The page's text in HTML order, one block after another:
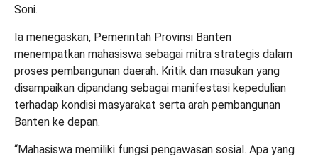
Soni.
Ia menegaskan, Pemerintah Provinsi Banten
menempatkan mahasiswa sebagai mitra strategis dalam
proses pembangunan daerah. Kritik dan masukan yang
disampaikan dipandang sebagai manifestasi kepedulian
terhadap kondisi masyarakat serta arah pembangunan
Banten ke depan.
“Mahasiswa memiliki fungsi pengawasan sosial. Apa yang